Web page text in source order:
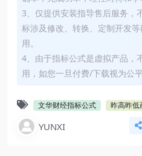
3、仅提供安装指导售后服务，
标涉及修改、转换、定制开发
用。
4、由于指标公式是虚拟产品，
用，如您一旦付费/下载视为公
文华财经指标公式 昨高昨低
YUNXI